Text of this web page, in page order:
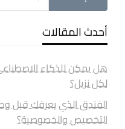
أحدث المقالات
هل يمكن للذكاء
لكل نزيل؟
الفندق الذي يعرفك قبل
التخصيص والخصوصية؟